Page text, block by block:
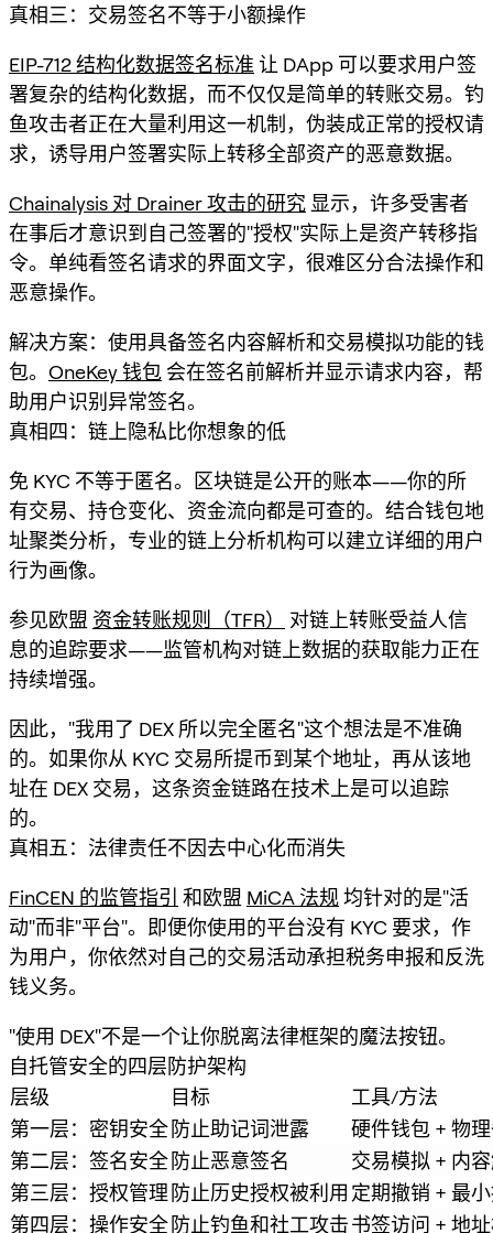
真相三：交易签名不等于小额操作
EIP-712 结构化数据签名标准 让 DApp 可以要求用户签
署复杂的结构化数据，而不仅仅是简单的转账交易。钓
鱼攻击者正在大量利用这一机制，伪装成正常的授权请
求，诱导用户签署实际上转移全部资产的恶意数据。
Chainalysis 对 Drainer 攻击的研究 显示，许多受害者
在事后才意识到自己签署的"授权"实际上是资产转移指
令。单纯看签名请求的界面文字，很难区分合法操作和
恶意操作。
解决方案：使用具备签名内容解析和交易模拟功能的钱
包。 OneKey 钱包 会在签名前解析并显示请求内容，帮
助用户识别异常签名。
真相四：链上隐私比你想象的低
免 KYC 不等于匿名。区块链是公开的账本——你的所
有交易、持仓变化、资金流向都是可查的。结合钱包地
址聚类分析，专业的链上分析机构可以建立详细的用户
行为画像。
参见欧盟 资金转账规则（TFR）
对链上转账受益人信
息的追踪要求——监管机构对链上数据的获取能力正在
持续增强。
因此，"我用了 DEX 所以完全匿名"这个想法是不准确
的。如果你从 KYC 交易所提币到某个地址，再从该地
址在 DEX 交易，这条资金链路在技术上是可以追踪
的。
真相五：法律责任不因去中心化而消失
FinCEN 的监管指引 和欧盟 MiCA 法规均针对的是"活
动"而非"平台"。即便你使用的平台没有 KYC 要求，作
为用户，你依然对自己的交易活动承担税务申报和反洗
钱义务。
"使用 DEX"不是一个让你脱离法律框架的魔法按钮。
自托管安全的四层防护架构
层级
目标
工具/方法
第一层：密钥安全防止助记词泄露
硬件钱包 + 物
第二层：签名安全防止恶意签名
交易模拟 + 内
第三层：授权管理 防止历史授权被利用 定期撤销 + 最
第四层：操作安全防止钓鱼和社工攻击书签访问 + 地